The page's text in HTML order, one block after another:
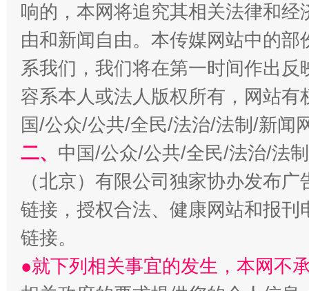
千年窑火 生生不息 一
揭开“小金库”的免责幌子
响的，本网将追究其相关法律和
由和新闻自由。本传媒网站中的
系我们，我们将在第一时间作出
容系本人或法人版权所有，网站
国/公众/公共/全民/法治/法制/新闻
二、 中国/公众/公共/全民/法治/法
（北京）有限公司独家协办发布
链接，授权合法、健康网站和报
链接。
●就下列相关事宜的发生，本网不